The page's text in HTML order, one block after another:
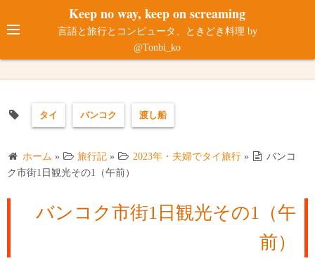
ン
ン
ツ
ス
ッ
プ
Keep no way, keep on screaming
言語と旅行とコンピュータ、ときどき料理 by
@Tonbi_ko
タイ バンコク 渡し船
ホーム » 旅行記 » 2023年・夫婦でタイ旅行»
バンコ
ク市街1日観光その1（午前）
バンコク市街1日観光その1（午
前）